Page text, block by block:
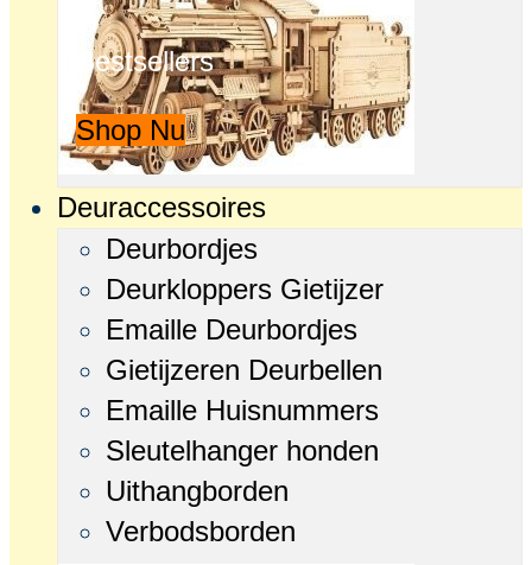
Bestsellers
Shop Nu
Deuraccessoires
Deurbordjes
Deurkloppers Gietijzer
Emaille Deurbordjes
Gietijzeren Deurbellen
Emaille Huisnummers
Sleutelhanger honden
Uithangborden
Verbodsborden